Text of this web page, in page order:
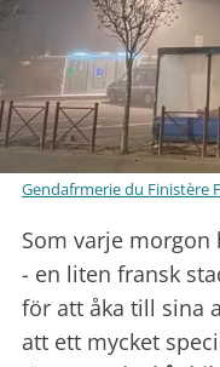
Gendafrmerie du Finistère
Som varje
- en liten fransk
för att åka till sina
att ett mycket